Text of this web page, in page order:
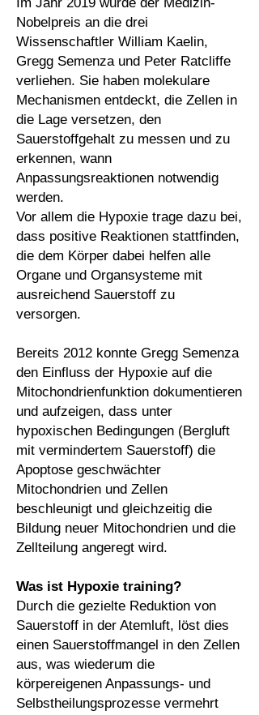
Nobelpreis an die drei
Wissenschaftler William Kaelin,
Gregg Semenza und Peter Ratcliffe
verliehen. Sie haben molekulare
Mechanismen entdeckt, die Zellen in
die Lage versetzen, den
Sauerstoffgehalt zu messen und zu
erkennen, wann
Anpassungsreaktionen notwendig
werden.
Vor allem die Hypoxie trage dazu bei,
dass positive Reaktionen stattfinden,
die dem Körper dabei helfen alle
Organe und Organsysteme mit
ausreichend Sauerstoff zu
versorgen.
Bereits 2012 konnte Gregg Semenza
den Einfluss der Hypoxie auf die
Mitochondrienfunktion dokumentieren
und aufzeigen, dass unter
hypoxischen Bedingungen (Bergluft
mit vermindertem Sauerstoff) die
Apoptose geschwächter
Mitochondrien und Zellen
beschleunigt und gleichzeitig die
Bildung neuer Mitochondrien und die
Zellteilung angeregt wird.
Was ist Hypoxie training?​
Durch die gezielte Reduktion von
Sauerstoff in der Atemluft, löst dies
einen Sauerstoffmangel in den Zellen
aus, was wiederum die
körpereigenen Anpassungs- und
Selbstheilungsprozesse vermehrt